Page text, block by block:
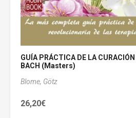
GUÍA PRÁCTICA DE LA
BACH (Masters)
Blome, Götz
26,20€